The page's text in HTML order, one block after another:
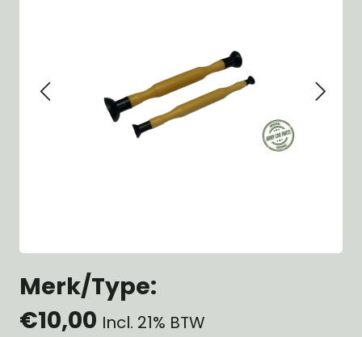
Merk/Type:
€10,00 Incl. 21% BTW